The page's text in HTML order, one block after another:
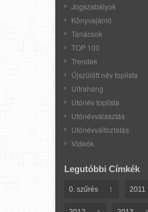
Jogszabályok
Könyvajánló
Tanácsok
TOP 100
Trendek
Újszülött név toplista
Ultrahang
Utónév toplista
Utónévválasztás
Utónévváltoztatás
Videók
Legutóbbi Címkék
0. szűrés 1 2011